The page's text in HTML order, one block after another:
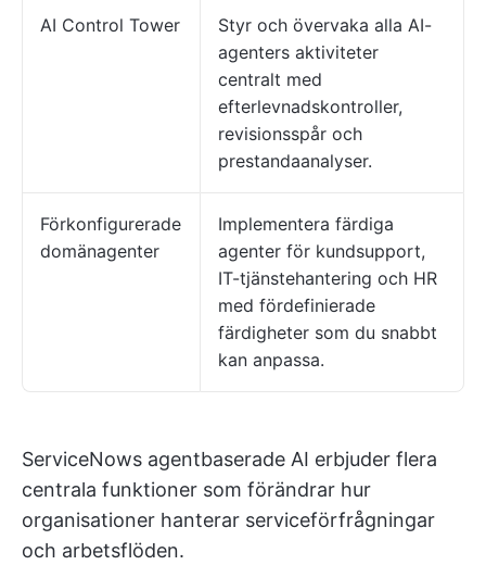
AI Control Tower
Styr och övervaka alla AI-
agenters aktiviteter
centralt med
efterlevnadskontroller,
revisionsspår och
prestandaanalyser.
Förkonfigurerade
domänagenter
Implementera färdiga
agenter för kundsupport,
IT-tjänstehantering och HR
med fördefinierade
färdigheter som du snabbt
kan anpassa.
ServiceNows agentbaserade AI erbjuder flera
centrala funktioner som förändrar hur
organisationer hanterar serviceförfrågningar
och arbetsflöden.